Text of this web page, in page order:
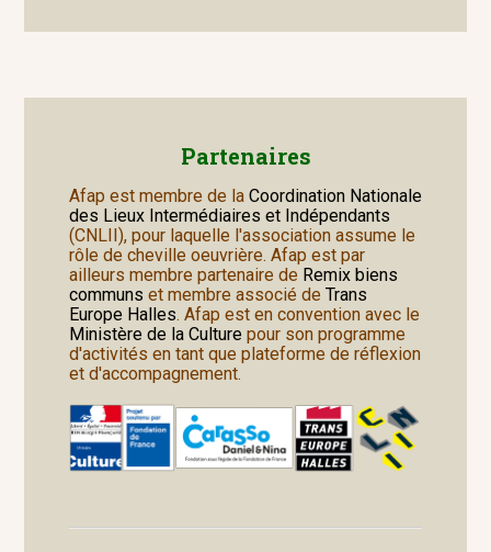
Partenaires
Afap est membre de la Coordination Nationale
des Lieux Intermédiaires et Indépendants
(CNLII), pour laquelle l'association assume le
rôle de cheville oeuvrière. Afap est par
ailleurs membre partenaire de Remix biens
communs et membre associé de Trans
Europe Halles. Afap est en convention avec le
Ministère de la Culturepour son programme
d'activités en tant que plateforme de réflexion
et d'accompagnement.